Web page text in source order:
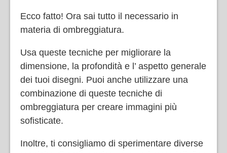
Ecco fatto! Ora sai tutto il necessario in
materia di ombreggiatura.
Usa queste tecniche per migliorare la
dimensione, la profondità e l’ aspetto generale
dei tuoi disegni. Puoi anche utilizzare una
combinazione di queste tecniche di
ombreggiatura per creare immagini più
sofisticate.
Inoltre, ti consigliamo di sperimentare diverse